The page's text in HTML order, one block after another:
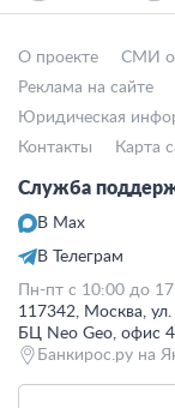
О проекте СМИ о
Реклама на сайте
Юридическая
Контакты
Карта
Служба
В Max
В Телеграм
Пн-пт с 10:00 до
117342, Москва,
БЦ Neo Geo, офис
Банкирос.ру на